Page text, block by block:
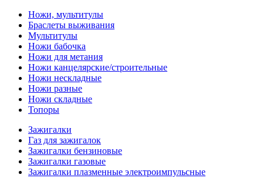
Ножи, мультитулы
Браслеты выживания
Мультитулы
Ножи бабочка
Ножи для метания
Ножи канцелярские/строительные
Ножи нескладные
Ножи разные
Ножи складные
Топоры
Зажигалки
Газ для зажигалок
Зажигалки бензиновые
Зажигалки газовые
Зажигалки плазменные электроимпульсные